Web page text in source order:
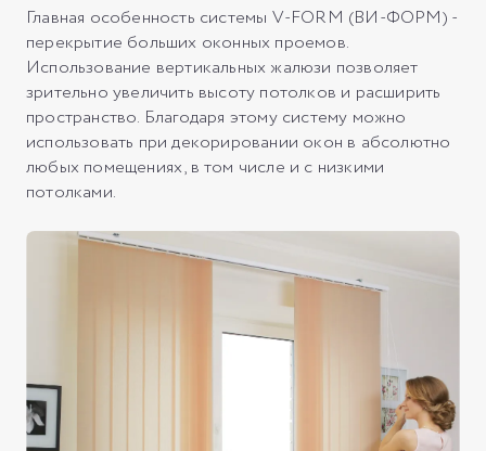
Главная особенность системы V-FORM (ВИ-ФОРМ) -
перекрытие больших оконных проемов.
Использование вертикальных жалюзи позволяет
зрительно увеличить высоту потолков и расширить
пространство. Благодаря этому систему можно
использовать при декорировании окон в абсолютно
любых помещениях, в том числе и с низкими
потолками.